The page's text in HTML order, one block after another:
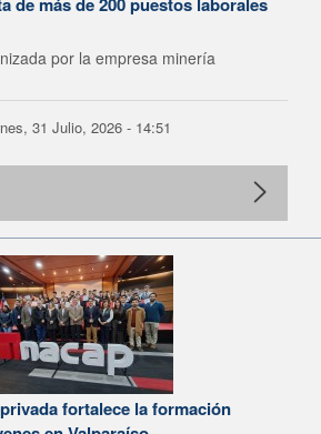
por la empresa minería
31 Julio, 2026 - 14:51
fortalece la formación